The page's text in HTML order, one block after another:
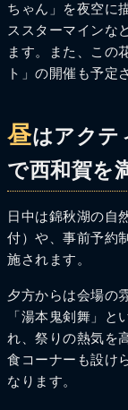
ちゃん」を夜空に
ススターマインな
ます。また、この
ト」の開催も予定
昼はアクテ
で西和賀を
日中は錦秋湖の自
付）や、事前予約
施されます。
夕方からは会場の
「湯本鬼剣舞」と
れ、祭りの熱気を
食コーナーも設け
なります。